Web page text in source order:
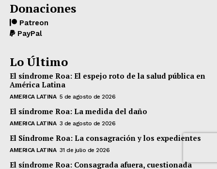
Donaciones
Patreon
PayPal
Lo Último
El síndrome Roa: El espejo roto de la salud pública en
América Latina
AMERICA LATINA 5 de agosto de 2026
El síndrome Roa: La medida del daño
AMERICA LATINA 3 de agosto de 2026
El Síndrome Roa: La consagración y los expedientes
AMERICA LATINA 31 de julio de 2026
El síndrome Roa: Consagrada afuera, cuestionada